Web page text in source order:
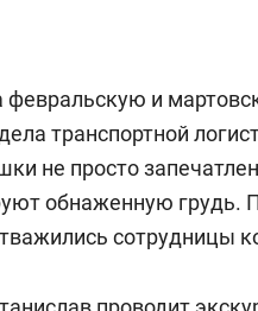
февральскую и
транспортной
не просто
обнаженную грудь.
сотрудницы